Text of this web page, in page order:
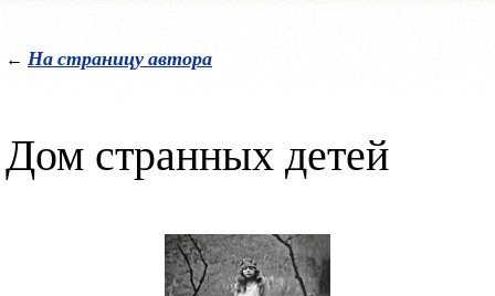
← На страницу автора
Дом странных детей